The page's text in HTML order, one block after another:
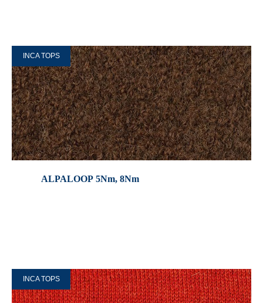
INCA TOPS
ALPALOOP 5Nm, 8Nm
INCA TOPS